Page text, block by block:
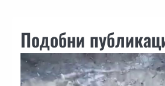
Подобни